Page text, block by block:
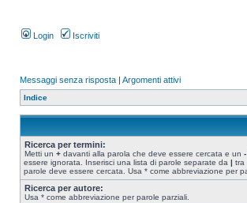
Login Iscriviti
Messaggi senza risposta | Argomenti attivi
Indice
Ricerca per termini:
Metti un + davanti alla parola che deve essere cercata e un -
essere ignorata. Inserisci una lista di parole separate da | tra
parole deve essere cercata. Usa * come abbreviazione per
Ricerca per autore:
Usa * come abbreviazione per parole parziali.